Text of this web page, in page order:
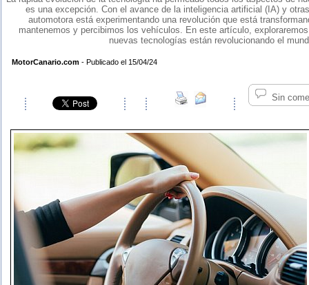
es una excepción. Con el avance de la inteligencia artificial (IA) y
automotora está experimentando una revolución que está
mantenemos y percibimos los vehículos. En este artículo,
nuevas tecnologías están revolucionando el
MotorCanario.com - Publicado el 15/04/24
Sin